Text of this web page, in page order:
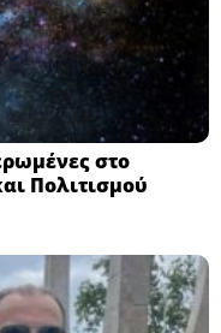
στο
Πολιτισμού